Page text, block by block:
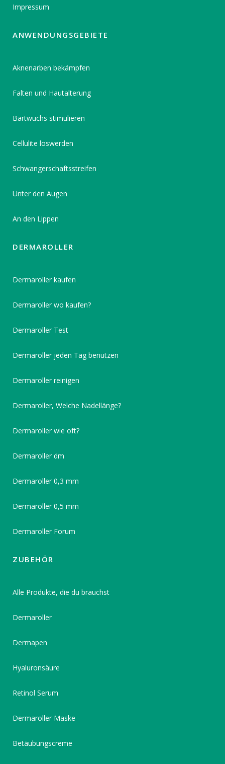
Impressum
ANWENDUNGSGEBIETE
Aknenarben bekämpfen
Falten und Hautalterung
Bartwuchs stimulieren
Cellulite loswerden
Schwangerschaftsstreifen
Unter den Augen
An den Lippen
DERMAROLLER
Dermaroller kaufen
Dermaroller wo kaufen?
Dermaroller Test
Dermaroller jeden Tag benutzen
Dermaroller reinigen
Dermaroller, Welche Nadellänge?
Dermaroller wie oft?
Dermaroller dm
Dermaroller 0,3 mm
Dermaroller 0,5 mm
Dermaroller Forum
ZUBEHÖR
Alle Produkte, die du brauchst
Dermaroller
Dermapen
Hyaluronsäure
Retinol Serum
Dermaroller Maske
Betäubungscreme